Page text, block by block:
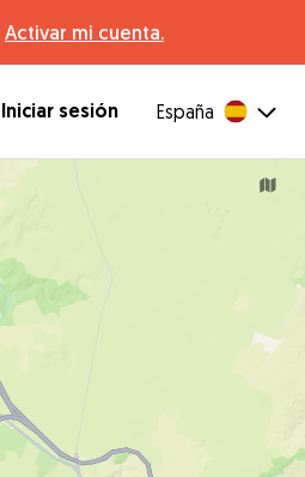
Activar mi cuenta.
Iniciar sesión España